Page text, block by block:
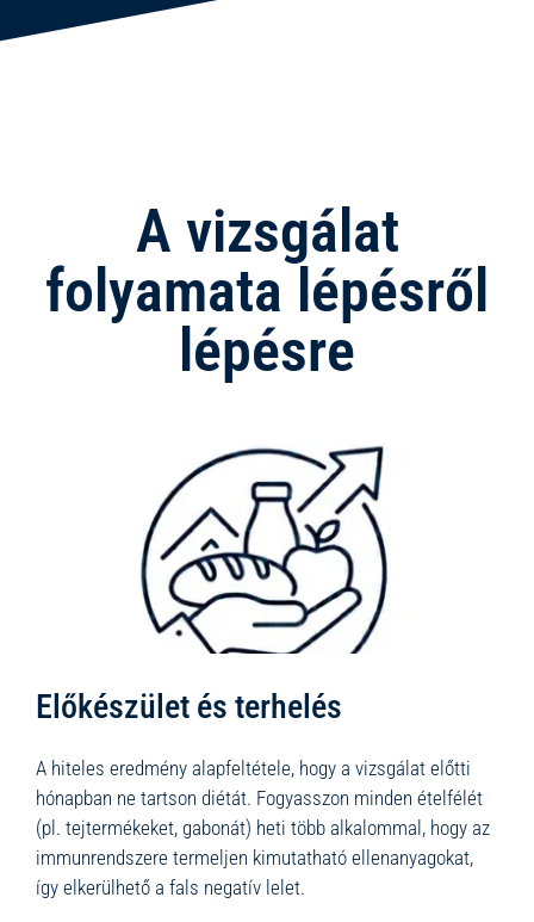
A vizsgálat
folyamata lépésről
lépésre
Előkészület és terhelés
A hiteles eredmény alapfeltétele, hogy a vizsgálat előtti
hónapban ne tartson diétát. Fogyasszon minden ételfélét
(pl. tejtermékeket, gabonát) heti több alkalommal, hogy az
immunrendszere termeljen kimutatható ellenanyagokat,
így elkerülhető a fals negatív lelet.